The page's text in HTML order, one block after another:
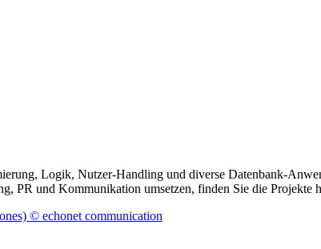
Logik, Nutzer-Handling und diverse Datenbank-
PR und Kommunikation umsetzen, finden Sie die Projekte